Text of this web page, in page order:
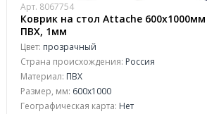
Арт. 8067754
Коврик на стол Attaсhe 600х1000мм
ПВХ, 1мм
Цвет: прозрачный
Страна происхождения: Россия
Материал: ПВХ
Размер, мм: 600х1000
Географическая карта: Нет